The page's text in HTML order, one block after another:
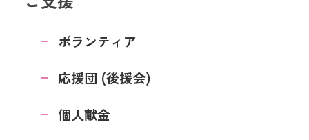
ボランティア
応援団 (後援会)
個人献金